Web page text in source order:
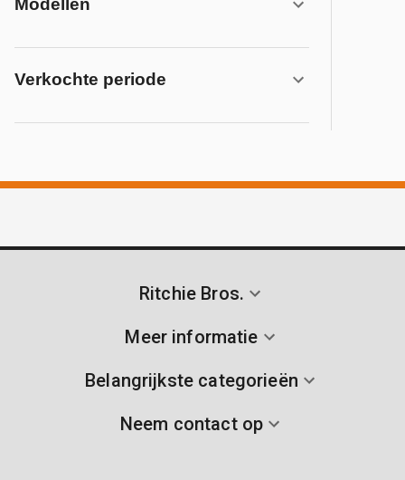
Modellen
Verkochte periode
Ritchie Bros.
Meer informatie
Belangrijkste categorieën
Neem contact op